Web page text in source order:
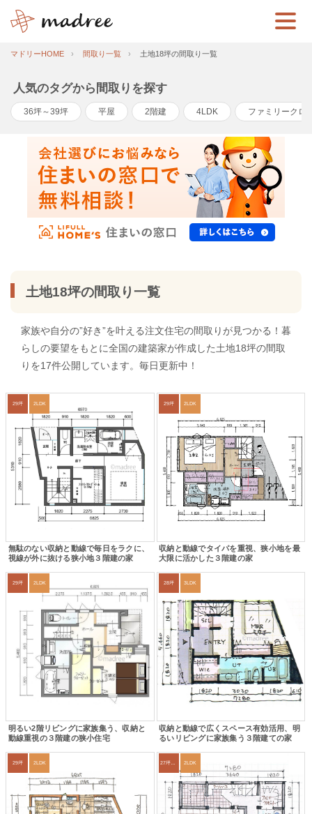
マドリーHOME 間取り一覧 土地18坪の間取り一覧
人気のタグから間取りを探す
36坪～39坪 平屋 2階建 4LDK ファミリークロ
土地18坪の間取り一覧
家族や自分の”好き”を叶える注文住宅の間取りが見つかる！暮
らしの要望をもとに全国の建築家が作成した土地18坪の間取
りを17件公開しています。毎日更新中！
29坪 2LDK
無駄のない収納と動線で毎日をラクに、
視線が外に抜ける狭小地３階建の家
29坪 2LDK
収納と動線でタイパを重視、狭小地を最
大限に活かした３階建の家
29坪 2LDK
明るい2階リビングに家族集う、収納と
動線重視の３階建の狭小住宅
28坪 3LDK
収納と動線で広くスペース有効活用、明
るいリビングに家族集う３階建ての家
29坪 2LDK 27坪〜30坪 2LDK